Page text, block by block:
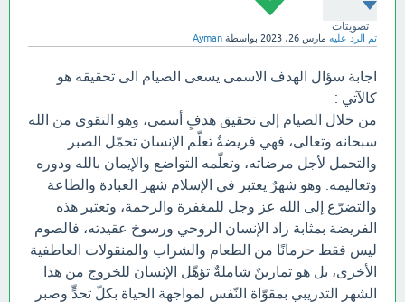
تصويتات
تم الرد عليه مارس 26، 2023 بواسطة Ayman
اجابة سؤال الهدف الاسمى يسعى الصيام الى تحقيقه هو
كالآتي :
من خلال الصيام إلى تحقيق هدفٍ أسمى، وهو التقوى من الله
سبحانه وتعالى، فهي فريضةٌ تعلّم الإنسان تحمّل الصبر
والتحمل لأجل مرضاته، وتعلّمه التواضع والإيمان بالله ودوره
وتعاليمه. وهو شهرٌ يعتبر في الإسلام شهر العبادة والطاعة
والتضرّع إلى الله عز وجل للمغفرة والرحمة، وتعتبر هذه
الفريضة بمثابة زاد الإنسان الروحي ورسوخ عقيدته، فالصوم
ليس فقط حرمانًا من الطعام والشراب والمنقولات العاطفية
الأخرى، بل هو تمارينٌ شاملةٌ تؤهّل الإنسان للخروج من هذا
الشهر التدريبي بمقوّاة النّفس لمواجهة الحياة بكلّ تحدٍّ وصبر